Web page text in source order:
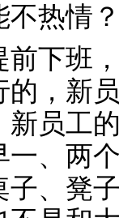
不热情
班，
的，新
员工
、两
、凳